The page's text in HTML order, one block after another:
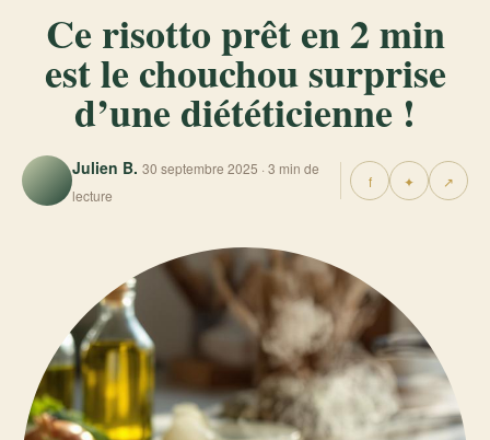
Ce risotto prêt en 2 min
est le chouchou surprise
d’une diététicienne !
Julien B. 30 septembre 2025 · 3 min de
lecture
f ✦ ↗